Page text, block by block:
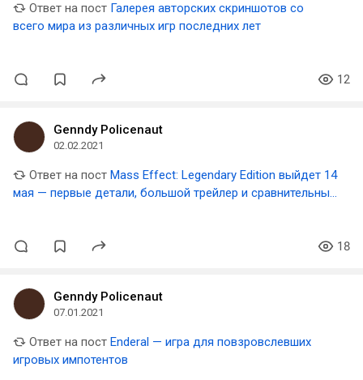
Ответ на пост Галерея авторских скриншотов со
всего мира из различных игр последних лет
12
Genndy Policenaut
02.02.2021
Ответ на пост Mass Effect: Legendary Edition выйдет 14
мая — первые детали, большой трейлер и сравнительные
18
Genndy Policenaut
07.01.2021
Ответ на пост Enderal — игра для повзровслевших
игровых импотентов